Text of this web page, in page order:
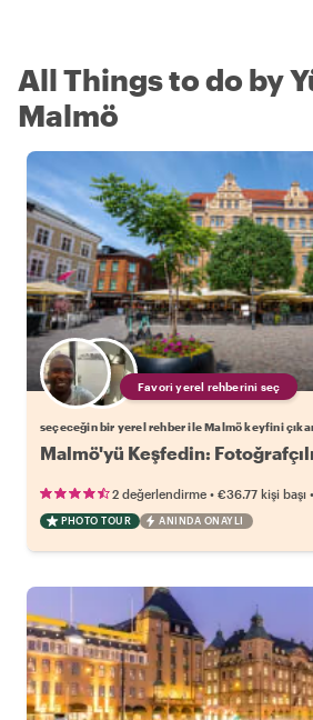
All Things to do by
Malmö
Favori yerel rehberini seç
seçeceğin bir yerel rehber ile Malmö keyfini
Malmö'yü Keşfedin:
2 değerlendirme • €36.77 kişi başı •
PHOTO TOUR ANINDA ONAYLI